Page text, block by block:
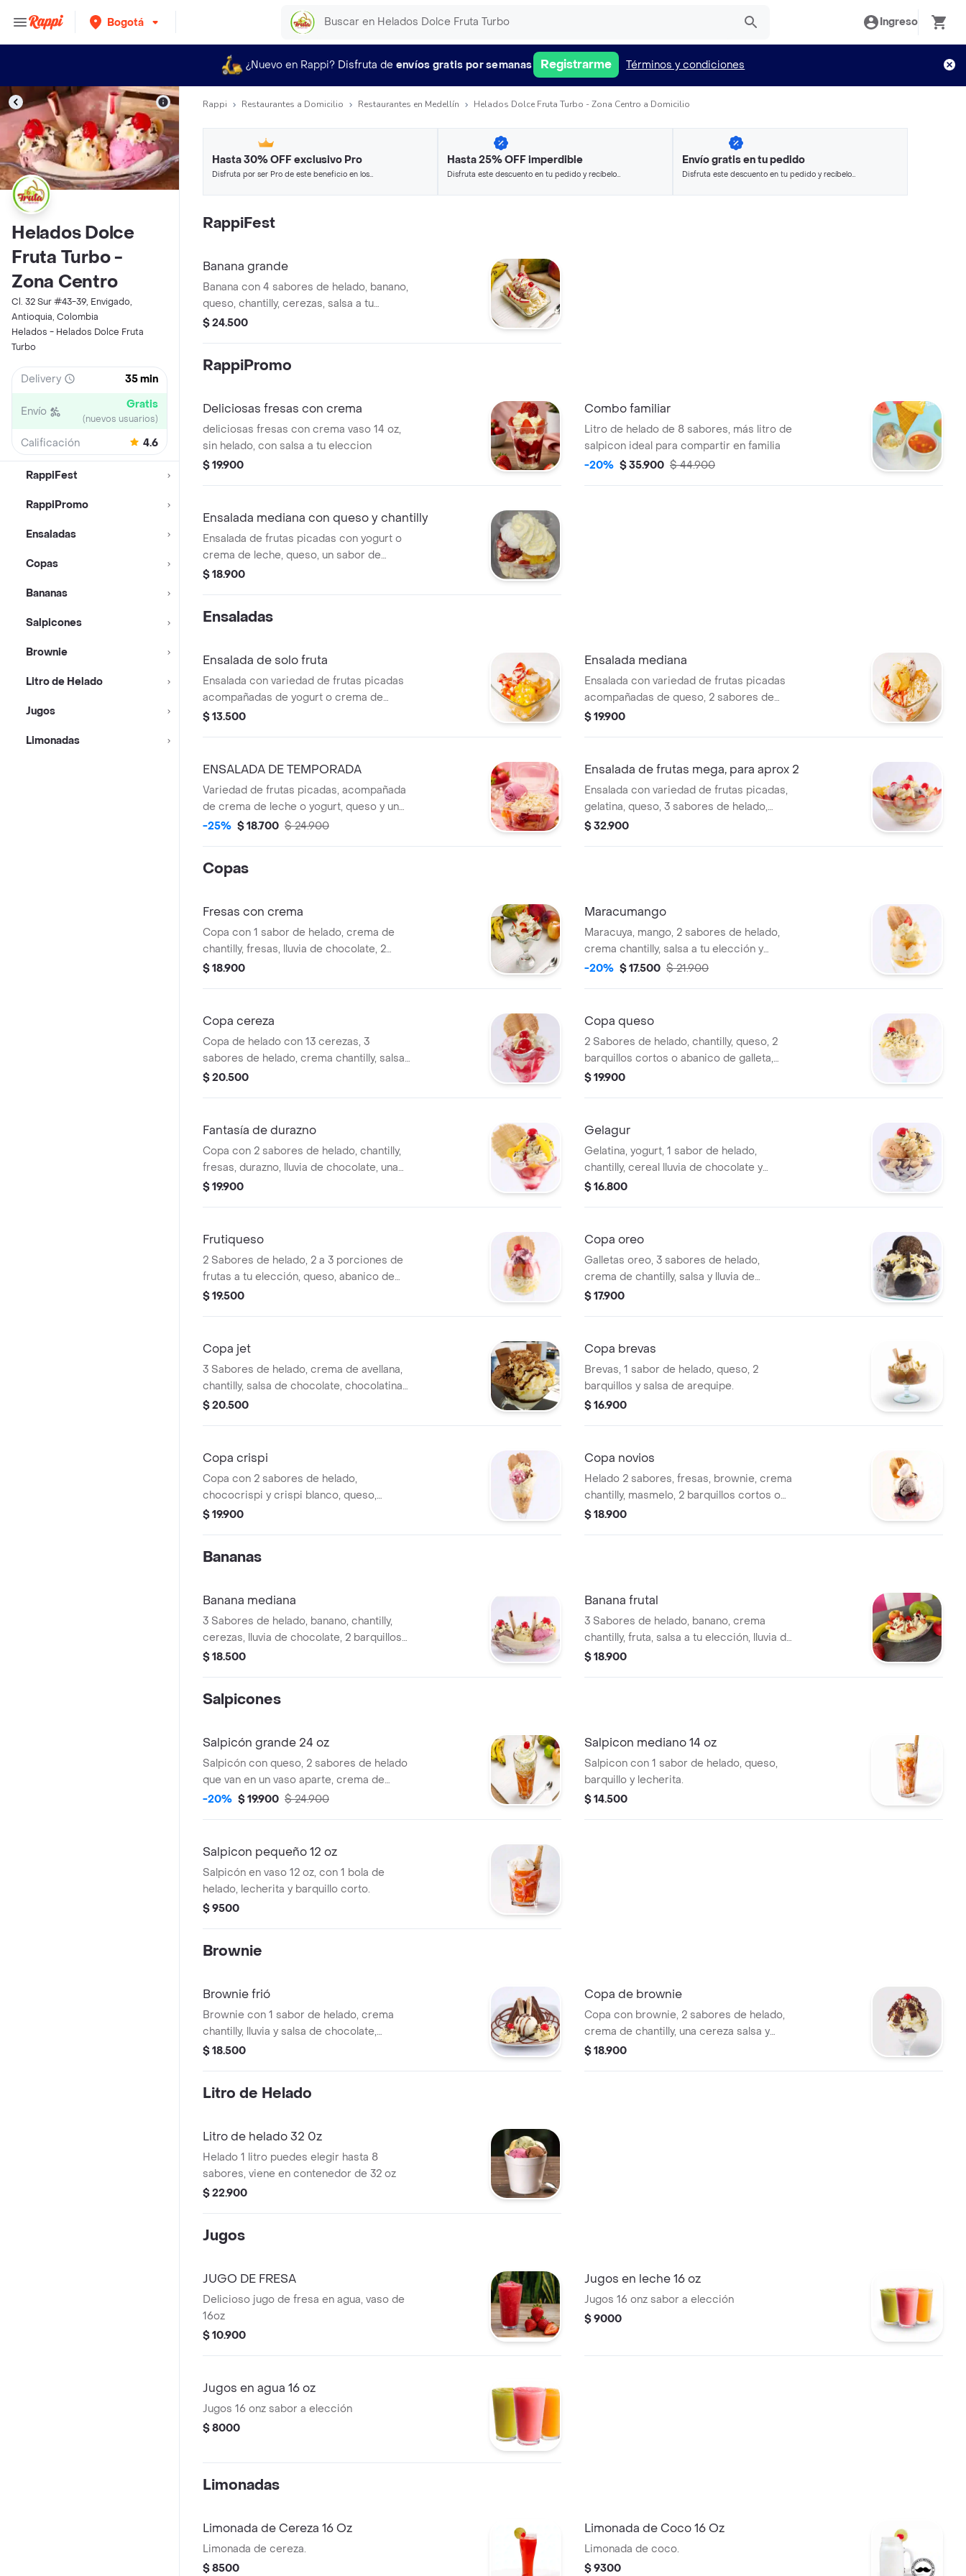
Bogotá Ingreso
¿Nuevo en Rappi? Disfruta de envíos gratis por semanas Registrarme Términos y condiciones
Helados Dolce
Fruta Turbo -
Zona Centro
Cl. 32 Sur #43-39, Envigado,
Antioquia, Colombia
Helados - Helados Dolce Fruta
Turbo
Delivery 35 min
Envío Gratis
(nuevos usuarios)
Calificación 4.6
RappiFest
RappiPromo
Ensaladas
Copas
Bananas
Salpicones
Brownie
Litro de Helado
Jugos
Limonadas
Rappi Restaurantes a Domicilio Restaurantes en Medellín Helados Dolce Fruta Turbo - Zona Centro a Domicilio
Hasta 30% OFF exclusivo Pro
Disfruta por ser Pro de este beneficio en los
Hasta 25% OFF imperdible
Disfruta este descuento en tu pedido y recíbelo
Envío gratis en tu pedido
Disfruta este descuento en tu pedido y recíbelo
RappiFest
Banana grande
Banana con 4 sabores de helado, banano,
queso, chantilly, cerezas, salsa a tu
elección y 2 barquillos.
$ 24.500
RappiPromo
Deliciosas fresas con crema
deliciosas fresas con crema vaso 14 oz,
sin helado, con salsa a tu eleccion
$ 19.900
Combo familiar
Litro de helado de 8 sabores, más litro de
salpicon ideal para compartir en familia
-20% $ 35.900 $ 44.900
Ensalada mediana con queso y chantilly
Ensalada de frutas picadas con yogurt o
crema de leche, queso, un sabor de
helado a tu elección y crema chantilly.
$ 18.900
Ensaladas
Ensalada de solo fruta
Ensalada con variedad de frutas picadas
acompañadas de yogurt o crema de
leche
$ 13.500
Ensalada mediana
Ensalada con variedad de frutas picadas
acompañadas de queso, 2 sabores de
helado, crema de leche o yogurt.
$ 19.900
ENSALADA DE TEMPORADA
Variedad de frutas picadas, acompañada
de crema de leche o yogurt, queso y un
sabor de helado
-25% $ 18.700 $ 24.900
Ensalada de frutas mega, para aprox 2
Ensalada con variedad de frutas picadas,
gelatina, queso, 3 sabores de helado,
crema chantilly, 4 cerezas, crema de
$ 32.900
Copas
Fresas con crema
Copa con 1 sabor de helado, crema de
chantilly, fresas, lluvia de chocolate, 2
barquillos cortos y salsa a elección.
$ 18.900
Maracumango
Maracuya, mango, 2 sabores de helado,
crema chantilly, salsa a tu elección y
abanico de galleta.
-20% $ 17.500 $ 21.900
Copa cereza
Copa de helado con 13 cerezas, 3
sabores de helado, crema chantilly, salsa
de cereza y 2 barquillos o abanico de
$ 20.500
Copa queso
2 Sabores de helado, chantilly, queso, 2
barquillos cortos o abanico de galleta,
lluvia de chocolate salsa a tu elección y
$ 19.900
Fantasía de durazno
Copa con 2 sabores de helado, chantilly,
fresas, durazno, lluvia de chocolate, una
cereza, salsa a tu elección, 2 barquillos
$ 19.900
Gelagur
Gelatina, yogurt, 1 sabor de helado,
chantilly, cereal lluvia de chocolate y
cereza.
$ 16.800
Frutiqueso
2 Sabores de helado, 2 a 3 porciones de
frutas a tu elección, queso, abanico de
galleta o 2 barquillos cortos, cereza y
$ 19.500
Copa oreo
Galletas oreo, 3 sabores de helado,
crema de chantilly, salsa y lluvia de
chocolate
$ 17.900
Copa jet
3 Sabores de helado, crema de avellana,
chantilly, salsa de chocolate, chocolatina
jet rayada y en trozos .
$ 20.500
Copa brevas
Brevas, 1 sabor de helado, queso, 2
barquillos y salsa de arequipe.
$ 16.900
Copa crispi
Copa con 2 sabores de helado,
chococrispi y crispi blanco, queso,
chantilly, 2 barquillos cortos o un abanico
$ 19.900
Copa novios
Helado 2 sabores, fresas, brownie, crema
chantilly, masmelo, 2 barquillos cortos o
un abanico de galleta, lluvia y salsa de
$ 18.900
Bananas
Banana mediana
3 Sabores de helado, banano, chantilly,
cerezas, lluvia de chocolate, 2 barquillos
cortos y salsa a tu elección. .
$ 18.500
Banana frutal
3 Sabores de helado, banano, crema
chantilly, fruta, salsa a tu elección, lluvia de
chocolate y 2 barquillos cortos
$ 18.900
Salpicones
Salpicón grande 24 oz
Salpicón con queso, 2 sabores de helado
que van en un vaso aparte, crema de
chantilly, lecherita, 2 barquillos y una
-20% $ 19.900 $ 24.900
Salpicon mediano 14 oz
Salpicon con 1 sabor de helado, queso,
barquillo y lecherita.
$ 14.500
Salpicon pequeño 12 oz
Salpicón en vaso 12 oz, con 1 bola de
helado, lecherita y barquillo corto.
$ 9500
Brownie
Brownie frió
Brownie con 1 sabor de helado, crema
chantilly, lluvia y salsa de chocolate,
barquillos y cereza. .
$ 18.500
Copa de brownie
Copa con brownie, 2 sabores de helado,
crema de chantilly, una cereza salsa y
lluvia de chocolate
$ 18.900
Litro de Helado
Litro de helado 32 0z
Helado 1 litro puedes elegir hasta 8
sabores, viene en contenedor de 32 oz
$ 22.900
Jugos
JUGO DE FRESA
Delicioso jugo de fresa en agua, vaso de
16oz
$ 10.900
Jugos en leche 16 oz
Jugos 16 onz sabor a elección
$ 9000
Jugos en agua 16 oz
Jugos 16 onz sabor a elección
$ 8000
Limonadas
Limonada de Cereza 16 Oz
Limonada de cereza.
$ 8500
Limonada de Coco 16 Oz
Limonada de coco.
$ 9300